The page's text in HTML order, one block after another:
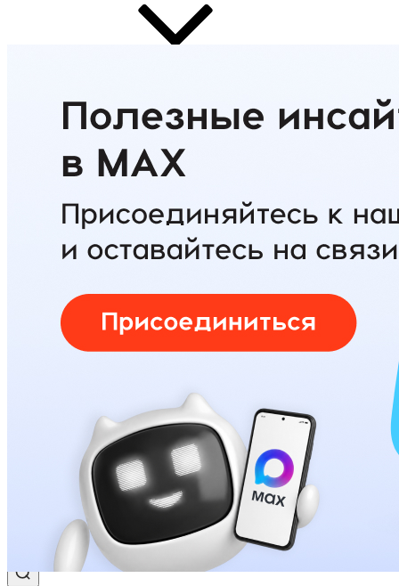
Шаблоны голосовых роботов
Голосовой робот для звонков
Голосовой робот с женским голосом
AI-тренер продаж
AI речевая аналитика
Кейсы
Блог
Клуб
Партнёрам
8 800 333 97 02 Звонок бесплатный
Регистрация